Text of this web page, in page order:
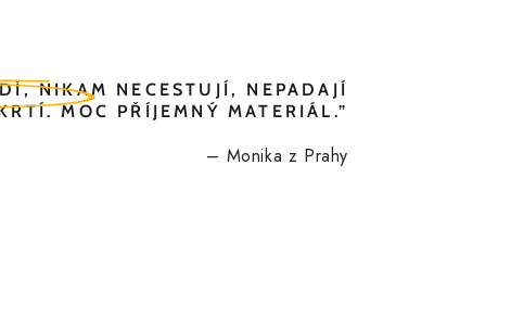
NIKAM NECESTUJÍ, NEPADAJÍ
MOC PŘÍJEMNÝ MATERIÁL.”
– Monika z Prahy